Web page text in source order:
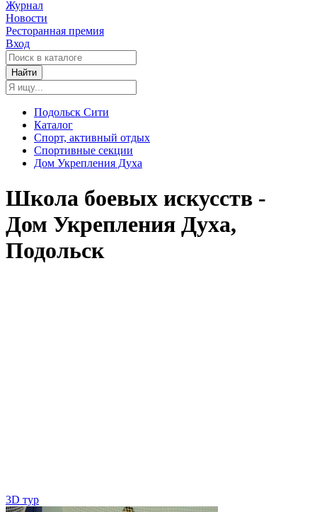
Журнал
Новости
Ресторанная премия
Вход
Найти
Подольск Сити
Каталог
Спорт, активный отдых
Спортивные секции
Дом Укрепления Духа
Школа боевых искусств -
Дом Укрепления Духа,
Подольск
3D тур